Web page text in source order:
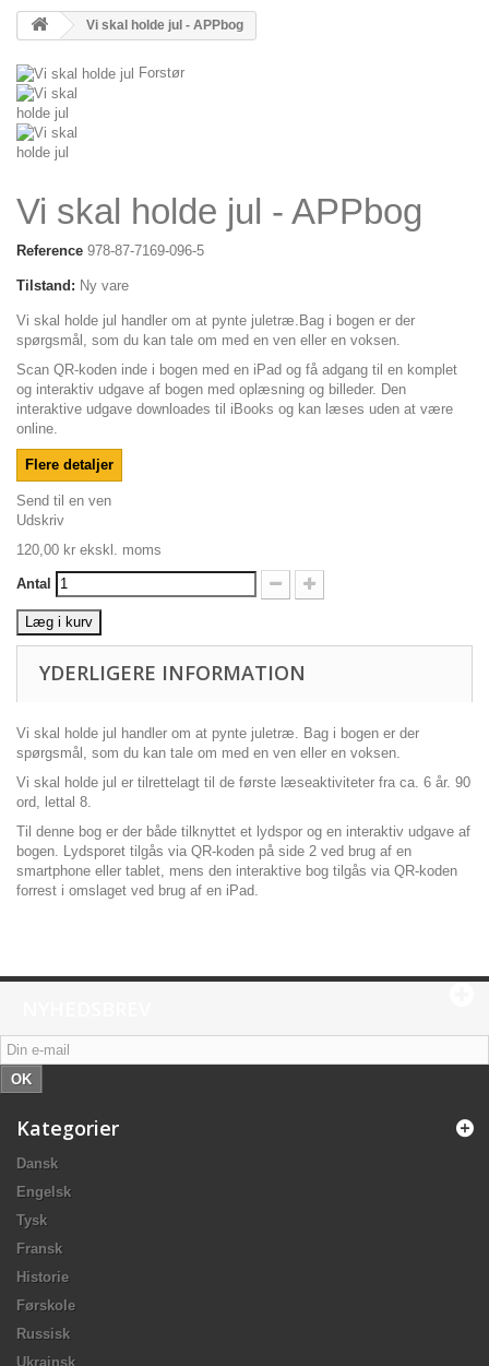
Vi skal holde jul - APPbog
Forstør
Vi skal holde jul - APPbog
Reference 978-87-7169-096-5
Tilstand: Ny vare
Vi skal holde jul handler om at pynte juletræ.Bag i bogen er der
spørgsmål, som du kan tale om med en ven eller en voksen.
Scan QR-koden inde i bogen med en iPad og få adgang til en komplet
og interaktiv udgave af bogen med oplæsning og billeder. Den
interaktive udgave downloades til iBooks og kan læses uden at være
online.
Flere detaljer
Send til en ven
Udskriv
120,00 kr ekskl. moms
Antal
Læg i kurv
YDERLIGERE INFORMATION
Vi skal holde jul handler om at pynte juletræ. Bag i bogen er der
spørgsmål, som du kan tale om med en ven eller en voksen.
Vi skal holde jul er tilrettelagt til de første læseaktiviteter fra ca. 6 år. 90
ord, lettal 8.
Til denne bog er der både tilknyttet et lydspor og en interaktiv udgave af
bogen. Lydsporet tilgås via QR-koden på side 2 ved brug af en
smartphone eller tablet, mens den interaktive bog tilgås via QR-koden
forrest i omslaget ved brug af en iPad.
OK
Kategorier
Dansk
Engelsk
Tysk
Fransk
Historie
Førskole
Russisk
Ukrainsk